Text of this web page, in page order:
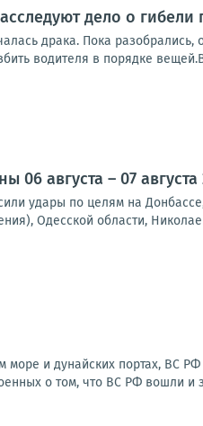
дело о гибели
драка. Пока
водителя в порядке
августа – 07 августа
удары по целям на
Одесской области,
и дунайских портах, ВС
о том, что ВС РФ вошли и